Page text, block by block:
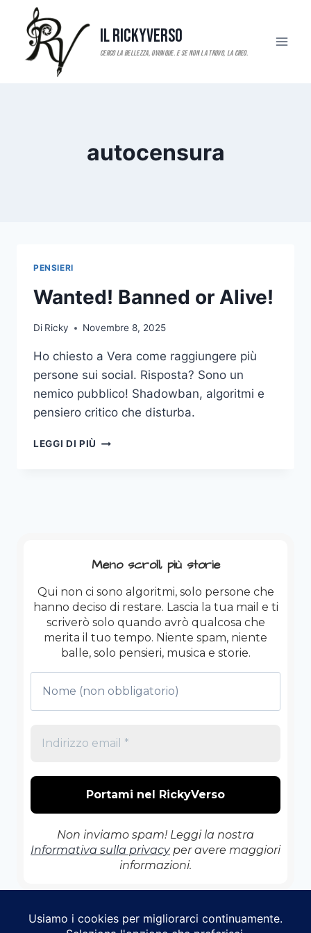
contenuto
Il RickyVerso
autocensura
PENSIERI
Wanted! Banned or Alive!
Di Ricky Novembre 8, 2025
Ho chiesto a Vera come raggiungere più
persone sui social. Risposta? Sono un
nemico pubblico! Shadowban, algoritmi e
pensiero critico che disturba.
LEGGI DI PIÙ WANTED!
Meno scroll, più storie
Qui non ci sono algoritmi, solo persone che
hanno deciso di restare. Lascia la tua mail e ti
scriverò solo quando avrò qualcosa che
merita il tuo tempo. Niente spam, niente
balle, solo pensieri, musica e storie.
Non inviamo spam! Leggi la nostra
Informativa sulla privacyper avere maggiori
informazioni.